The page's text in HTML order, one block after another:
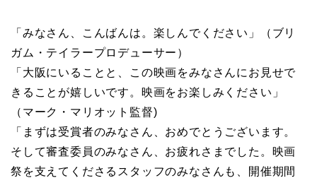
「みなさん、こんばんは。楽しんでください」（ブリ
ガム・テイラープロデューサー）
「大阪にいることと、この映画をみなさんにお見せで
きることが嬉しいです。映画をお楽しみください」
（マーク・マリオット監督)
「まずは受賞者のみなさん、おめでとうございます。
そして審査委員のみなさん、お疲れさまでした。映画
祭を支えてくださるスタッフのみなさんも、開催期間